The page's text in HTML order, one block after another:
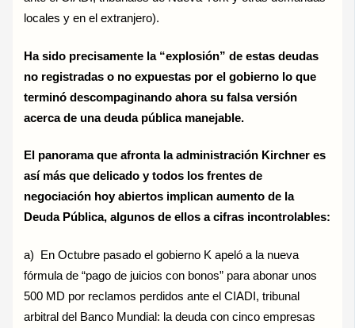
locales y en el extranjero).
Ha sido precisamente la “explosión” de estas deudas
no registradas o no expuestas por el gobierno lo que
terminó descompaginando ahora su falsa versión
acerca de una deuda pública manejable.
El panorama que afronta la administración Kirchner es
así más que delicado y todos los frentes de
negociación hoy abiertos implican aumento de la
Deuda Pública, algunos de ellos a cifras incontrolables:
a) En Octubre pasado el gobierno K apeló a la nueva
fórmula de “pago de juicios con bonos” para abonar unos
500 MD por reclamos perdidos ante el CIADI, tribunal
arbitral del Banco Mundial: la deuda con cinco empresas